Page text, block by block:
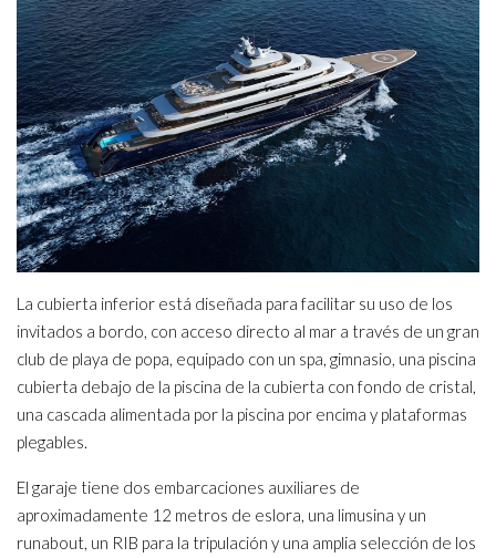
La cubierta inferior está diseñada para facilitar su uso de los
invitados a bordo, con acceso directo al mar a través de un gran
club de playa de popa, equipado con un spa, gimnasio, una piscina
cubierta debajo de la piscina de la cubierta con fondo de cristal,
una cascada alimentada por la piscina por encima y plataformas
plegables.
El garaje tiene dos embarcaciones auxiliares de
aproximadamente 12 metros de eslora, una limusina y un
runabout, un RIB para la tripulación y una amplia selección de los